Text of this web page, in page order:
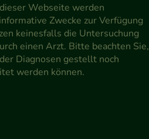
Webseite werden
Zwecke zur Verfügung
keinesfalls die Untersuchung
einen Arzt. Bitte beachten Sie,
Diagnosen gestellt noch
werden können.